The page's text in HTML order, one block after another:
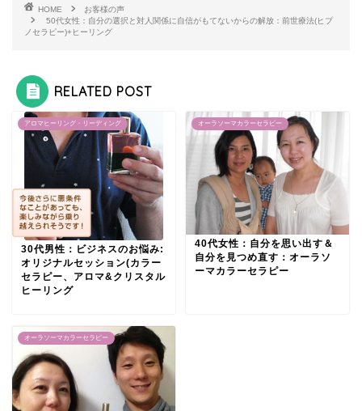
HOME
お客様の声
50代女性：自分の選択と対人関係に自信がもてないからの解放：前世療法(ヒプ
ノセラピー)+ヒーリング
RELATED POST
アロマヒーリング・リーディング
30代男性：ビジネスのお悩み:
オリジナルセッション(カラー
セラピー、アロマ&クリスタル
ヒーリング
オーラソーマカラーセラピー
40代女性：自分を思い出す＆
自分を見つめ直す：オーラソ
ーマカラーセラピー
オーラソーマカラーセラピー